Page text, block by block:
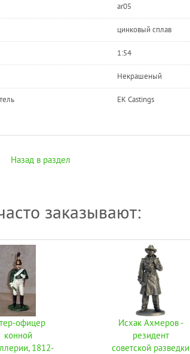
ar05
цинковый сплав
1:54
Некрашеный
EK Castings
Назад в раздел
заказывают:
офицер
конной
1812-
Исхак Ахмеров -
резидент
советской разведки